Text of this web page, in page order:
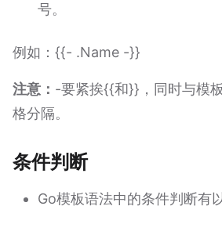
号。
例如：{{- .Name -}}
注意： -要紧挨{{和}}，同时与模
格分隔。
条件判断
Go模板语法中的条件判断有